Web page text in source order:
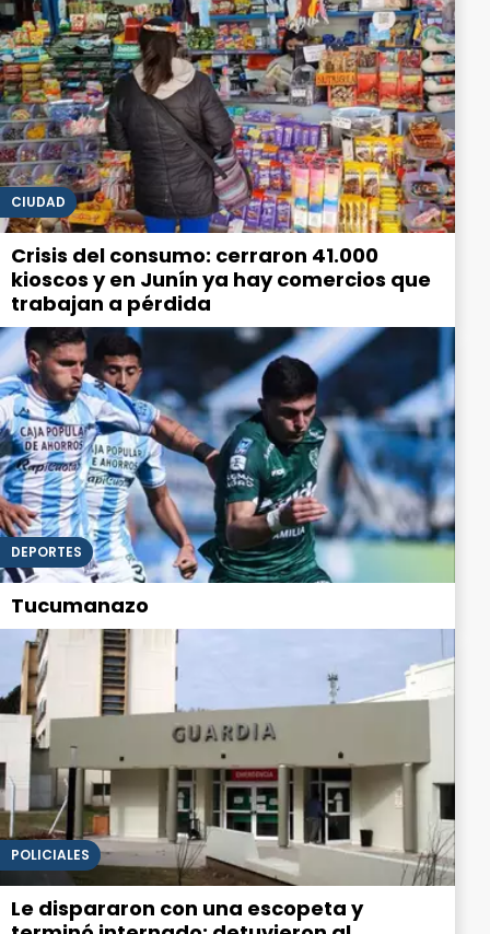
CIUDAD
Crisis del consumo: cerraron 41.000
kioscos y en Junín ya hay comercios que
trabajan a pérdida
DEPORTES
Tucumanazo
POLICIALES
Le dispararon con una escopeta y